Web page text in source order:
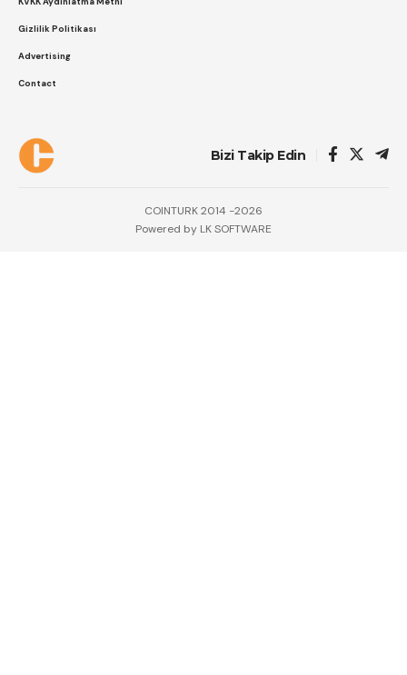
Gizlilik Politikası
Advertising
Contact
Bizi Takip Edin
COINTURK 2014 -2026
Powered by LK SOFTWARE